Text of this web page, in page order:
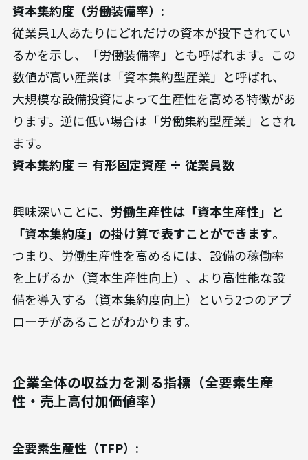
資本集約度（労働装備率）:
従業員1人あたりにどれだけの資本が投下されてい
るかを示し、「労働装備率」とも呼ばれます。この
数値が高い産業は「資本集約型産業」と呼ばれ、
大規模な設備投資によって生産性を高める特徴があ
ります。逆に低い場合は「労働集約型産業」とされ
ます。
資本集約度 ＝ 有形固定資産 ÷ 従業員数
興味深いことに、 労働生産性は「資本生産性」と
「資本集約度」の掛け算で表すことができます。
つまり、労働生産性を高めるには、設備の稼働率
を上げるか（資本生産性向上）、より高性能な設
備を導入する（資本集約度向上）という2つのアプ
ローチがあることがわかります。
企業全体の収益力を測る指標（全要素生産
性・売上高付加価値率）
全要素生産性（TFP）: